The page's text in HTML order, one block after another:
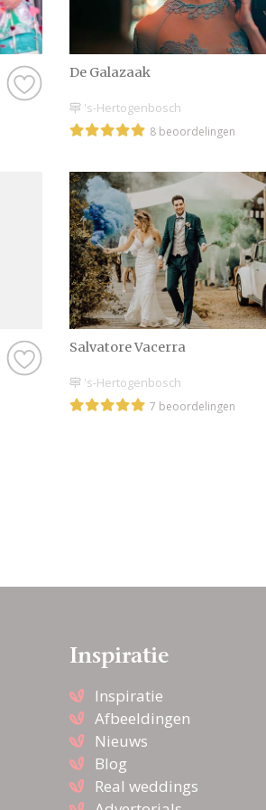
Want
weet
niet
maken.
bank
alvast
De Galazaak
's-Hertogenbosch
8 beoordelingen
Salvatore Vacerra
's-Hertogenbosch
7 beoordelingen
Inspiratie
Inspiratie
Afbeeldingen
Nieuws
Blog
Real weddings